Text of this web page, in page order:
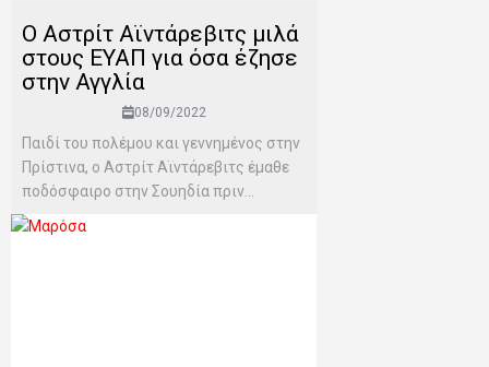
Ο Αστρίτ Αϊντάρεβιτς μιλά
στους ΕΥΑΠ για όσα έζησε
στην Αγγλία
08/09/2022
Παιδί του πολέμου και γεννημένος στην
Πρίστινα, ο Αστρίτ Αϊντάρεβιτς έμαθε
ποδόσφαιρο στην Σουηδία πριν...